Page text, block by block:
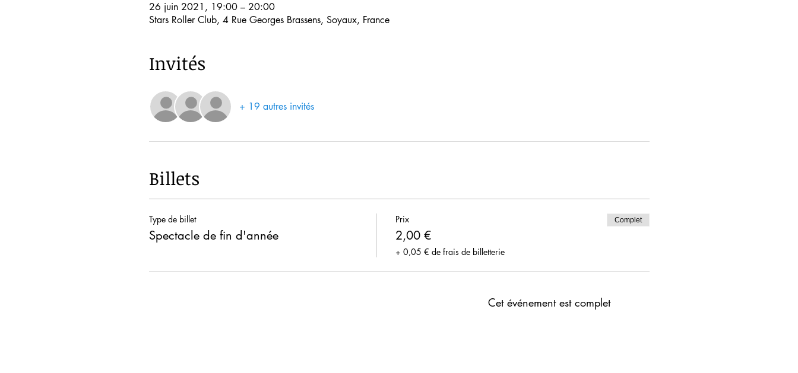
26 juin 2021, 19:00 – 20:00
Stars Roller Club, 4 Rue Georges Brassens, Soyaux, France
Invités
+ 19 autres invités
Billets
Type de billet
Spectacle de fin d'année
Prix
2,00 €
+ 0,05 € de frais de billetterie
Complet
Cet événement est complet